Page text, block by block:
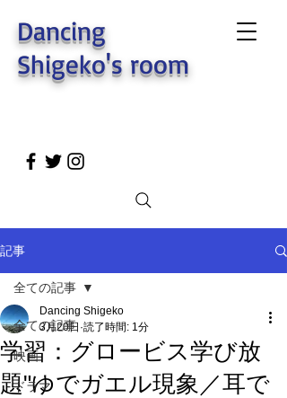
Dancing
Shigeko's room
記事
全ての記事
映画
ドラマ
全ての記事
学習：グロービス学び放
題"ゆでガエル現象／耳で
Dancing Shigeko
3月20日 読了時間: 1分